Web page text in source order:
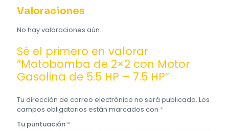
Valoraciones
No hay valoraciones aún.
Sé el primero en valorar
“Motobomba de 2×2 con Motor
Gasolina de 5.5 HP – 7.5 HP”
Tu dirección de correo electrónico no será publicada. Los
campos obligatorios están marcados con *
Tu puntuación *